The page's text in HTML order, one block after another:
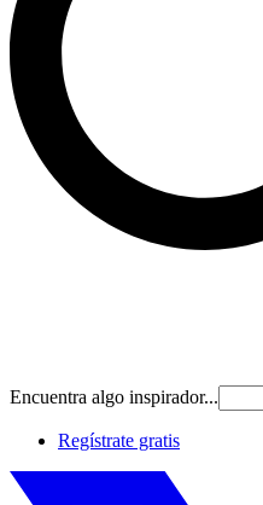
Encuentra algo inspirador...
Regístrate gratis